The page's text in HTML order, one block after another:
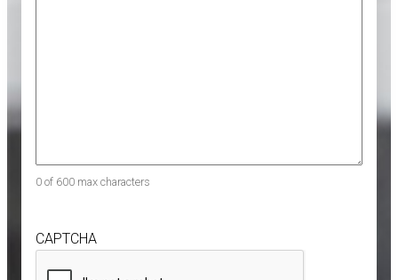
0 of 600 max characters
CAPTCHA